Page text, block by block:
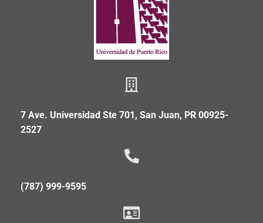
7 Ave. Universidad Ste 701, San Juan, PR 00925-
2527
(787) 999-9595